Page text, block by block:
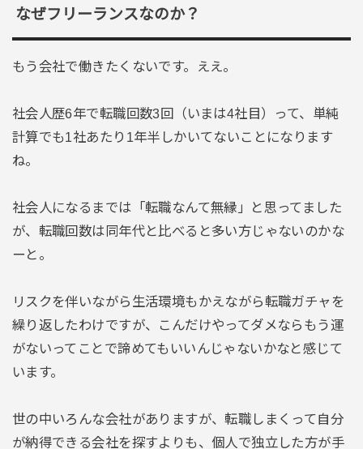
なぜフリーランスなのか？
もう会社で働きたくないです。ええ。
社会人歴6年で転職回数3回（いまは4社目）って、単純
計算でも1社あたり1年半しかいてないことになります
ね。
社会人になるまでは「転職なんて無縁」と思ってました
が、転職回数は同年代と比べると多い方じゃないのかな
ーと。
リスクを伴いながら生活環境もかえながら転職ガチャを
繰り返したわけですが、こんだけやってダメならもう運
がないってことで諦めてもいいんじゃないかなと感じて
います。
世の中いろんな会社がありますが、転職しまくって自分
が納得できる会社を探すよりも、個人で独立した方が手